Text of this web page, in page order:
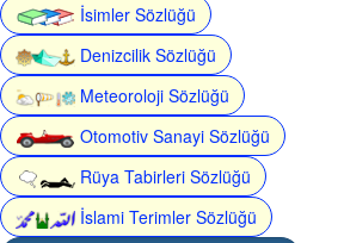
İsimler Sözlüğü
Denizcilik Sözlüğü
Meteoroloji Sözlüğü
Otomotiv Sanayi Sözlüğü
Rüya Tabirleri Sözlüğü
İslami Terimler Sözlüğü